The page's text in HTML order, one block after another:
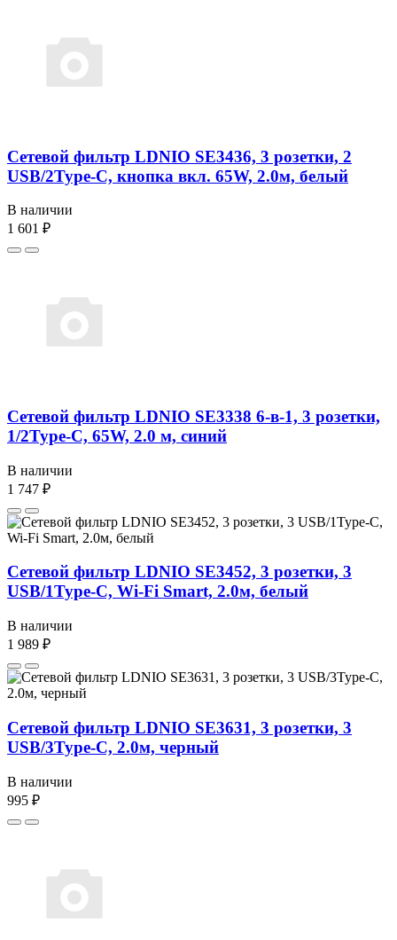
Сетевой фильтр LDNIO SE3436, 3 розетки, 2
USB/2Type-C, кнопка вкл. 65W, 2.0м, белый
В наличии
1 601 ₽
Сетевой фильтр LDNIO SE3338 6-в-1, 3 розетки,
1/2Type-C, 65W, 2.0 м, синий
В наличии
1 747 ₽
Сетевой фильтр LDNIO SE3452, 3 розетки, 3
USB/1Type-C, Wi-Fi Smart, 2.0м, белый
В наличии
1 989 ₽
Сетевой фильтр LDNIO SE3631, 3 розетки, 3
USB/3Type-C, 2.0м, черный
В наличии
995 ₽